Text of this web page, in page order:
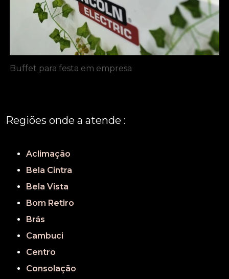
Buffet para festa em empresa
Regiões onde a atende :
Aclimação
Bela Cintra
Bela Vista
Bom Retiro
Brás
Cambuci
Centro
Consolação